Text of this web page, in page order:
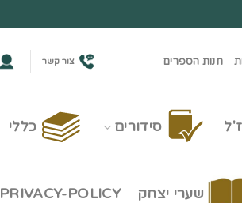
חנות הספרים צור קשר
סידורים כללי
שערי יצחק PRIVACY-POLICY